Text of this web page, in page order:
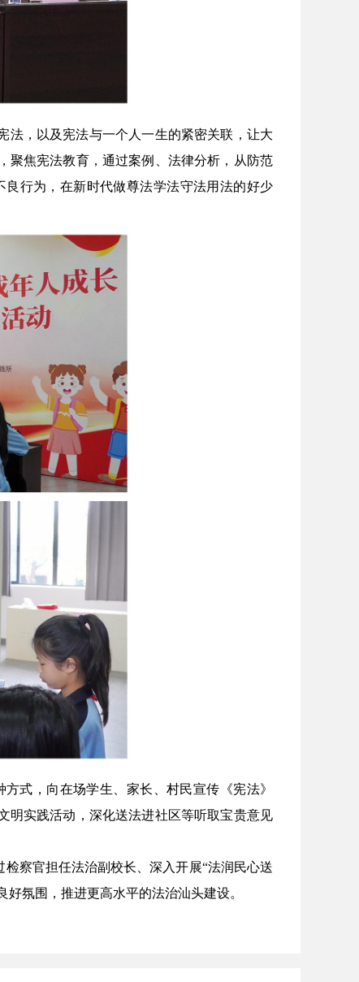
法，以及宪法与一个人一生的紧密关联，让大
聚焦宪法教育，通过案例、法律分析，从防范
行为，在新时代做尊法学法守法用法的好少
式，向在场学生、家长、村民宣传《宪法》
明实践活动，深化送法进社区等听取宝贵意见
察官担任法治副校长、深入开展“法润民心送
氛围，推进更高水平的法治汕头建设。